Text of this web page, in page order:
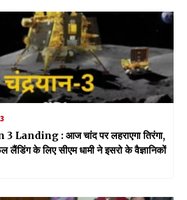
Landing : आज चांद पर लहराएगा तिरंगा,
के लिए सीएम धामी ने इसरो के वैज्ञानिकों